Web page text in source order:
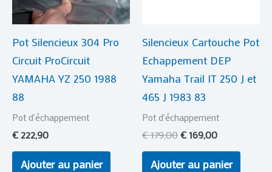
Pot Silencieux 304 Pro
Circuit ProCircuit
YAMAHA YZ 250 1988
88
Pot d'échappement
€ 222,90
Ajouter au panier
Silencieux Cartouche Pot
Echappement DEP
Yamaha Trail IT 250 J et
465 J 1983 83
Pot d'échappement
€179,00€169,00
Ajouter au panier